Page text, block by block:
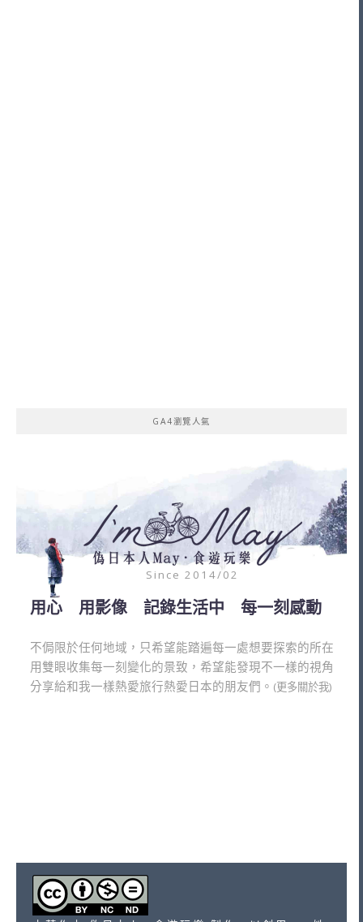
GA4瀏覽人氣
Since 2014/02
用心 用影像 記錄生活中 每一刻感動
不侷限於任何地域，只希望能踏遍每一處想要探索的所在
用雙眼收集每一刻變化的景致，希望能發現不一樣的視角
分享給和我一樣熱愛旅行熱愛日本的朋友們。 (更多關於我)